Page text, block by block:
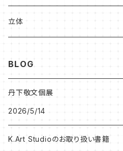
足立ゆかり作品
岡山知憲CD
加藤松雄
BRETT WESTFALL&KATO K
立体
BLOG
丹下敬文個展
2026/5/14
K.Art Studioのお取り扱い書籍